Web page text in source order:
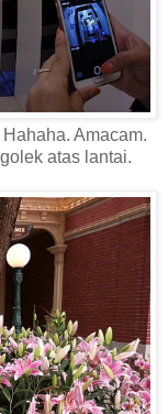
Amacam.
atas lantai.